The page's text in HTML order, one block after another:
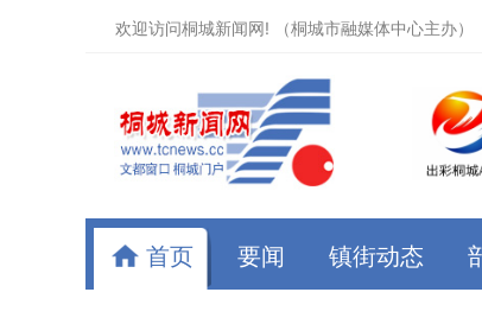
欢迎访问桐城新闻网! （桐城市融媒体中心主办）
首页 要闻 镇街动态